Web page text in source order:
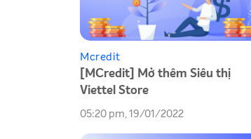
Mcredit
[MCredit] Mở thêm Siêu thị
Viettel Store
05:20 pm, 19/01/2022